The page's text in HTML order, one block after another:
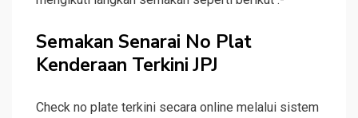
Semakan Senarai No Plat
Kenderaan Terkini JPJ
Check no plate terkini secara online melalui sistem